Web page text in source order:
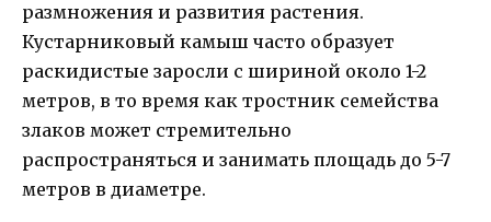
размножения и развития растения.
Кустарниковый камыш часто образует
раскидистые заросли с шириной около 1-2
метров, в то время как тростник семейства
злаков может стремительно
распространяться и занимать площадь до 5-7
метров в диаметре.